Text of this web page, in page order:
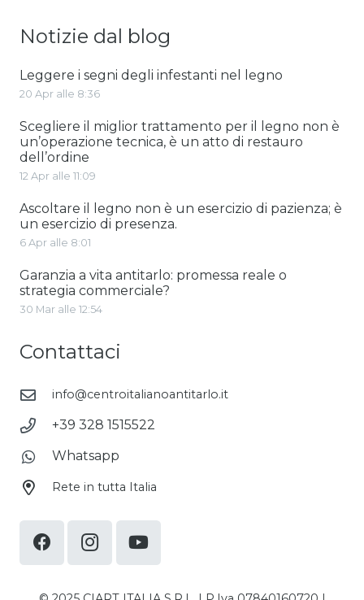
Notizie dal blog
Leggere i segni degli infestanti nel legno
20 Apr alle 8:36
Scegliere il miglior trattamento per il legno non è
un’operazione tecnica, è un atto di restauro
dell’ordine
12 Apr alle 11:09
Ascoltare il legno non è un esercizio di pazienza; è
un esercizio di presenza.
6 Apr alle 8:01
Garanzia a vita antitarlo: promessa reale o
strategia commerciale?
30 Mar alle 12:54
Contattaci
info@centroitalianoantitarlo.it
+39 328 1515522
Whatsapp
Rete in tutta Italia